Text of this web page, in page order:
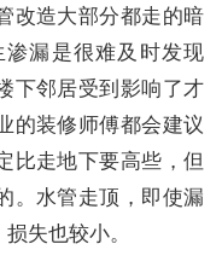
改造大部分都走的暗
漏是很难及时发现
下邻居受到影响了才
的装修师傅都会建议
比走地下要高些，但
。水管走顶，即使漏
失也较小。